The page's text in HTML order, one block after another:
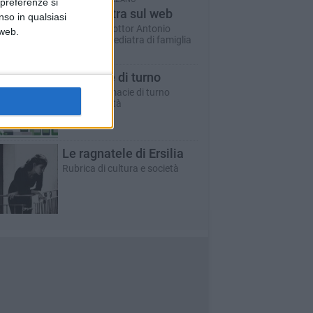
in qualsiasiUn pediatra sul web
A cura del dottor Antonio
Marzano - pediatra di famiglia
Farmacie di turno
Tutte le farmacie di turno
aperte in città
Le ragnatele di Ersilia
Rubrica di cultura e società